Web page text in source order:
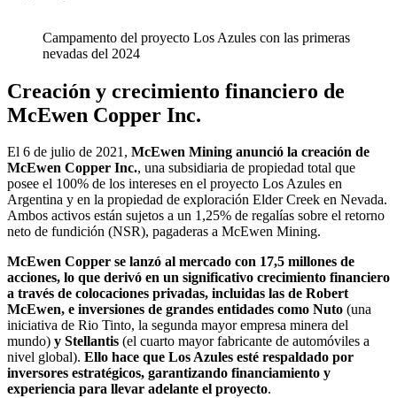
Campamento del proyecto Los Azules con las primeras
nevadas del 2024
Creación y crecimiento financiero de
McEwen Copper Inc.
El 6 de julio de 2021, McEwen Mining anunció la creación de
McEwen Copper Inc., una subsidiaria de propiedad total que
posee el 100% de los intereses en el proyecto Los Azules en
Argentina y en la propiedad de exploración Elder Creek en Nevada.
Ambos activos están sujetos a un 1,25% de regalías sobre el retorno
neto de fundición (NSR), pagaderas a McEwen Mining.
McEwen Copper se lanzó al mercado con 17,5 millones de
acciones, lo que derivó en un significativo crecimiento financiero
a través de colocaciones privadas, incluidas las de Robert
McEwen, e inversiones de grandes entidades como Nuto (una
iniciativa de Rio Tinto, la segunda mayor empresa minera del
mundo) y Stellantis (el cuarto mayor fabricante de automóviles a
nivel global). Ello hace que Los Azules esté respaldado por
inversores estratégicos, garantizando financiamiento y
experiencia para llevar adelante el proyecto.